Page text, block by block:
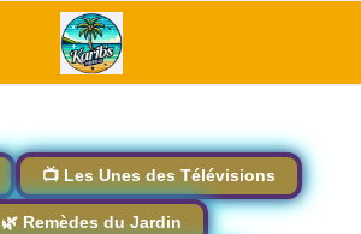
📺 Les Unes des Télévisions
🌿 Remèdes du Jardin